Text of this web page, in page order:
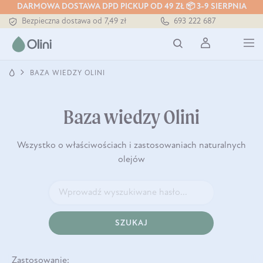
DARMOWA DOSTAWA DPD PICKUP OD 49 ZŁ 📦 3-9 SIERPNIA
Bezpieczna dostawa od 7,49 zł
Darmowa dostawa od 199 zł
Tłoczony zawsze na zimno
693 222 687
BAZA WIEDZY OLINI
Baza wiedzy Olini
Wszystko o właściwościach i zastosowaniach naturalnych
olejów
SZUKAJ
Zastosowanie: